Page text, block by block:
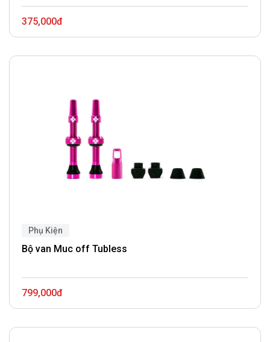
375,000đ
Phụ Kiện
Bộ van Muc off Tubless
799,000đ